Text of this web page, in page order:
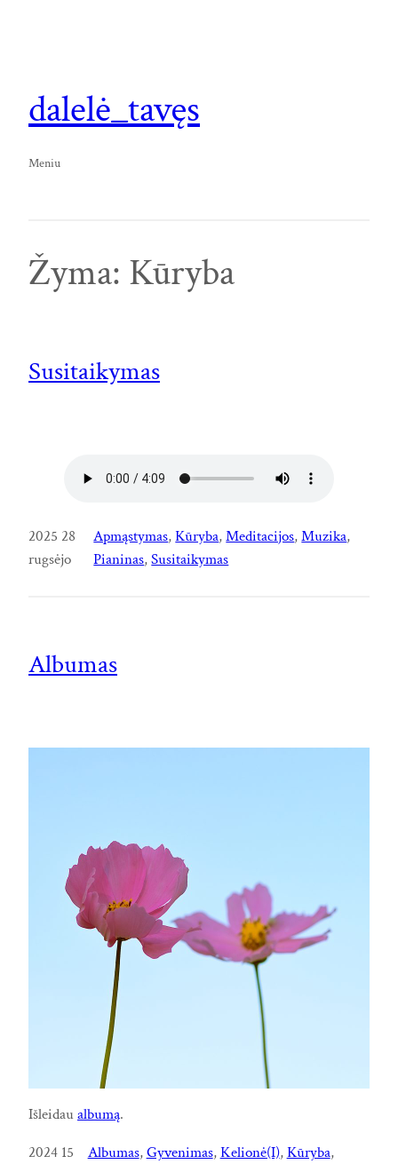
dalelė_tavęs
Meniu
Žyma: Kūryba
Susitaikymas
2025 28
rugsėjo
Apmąstymas, Kūryba, Meditacijos, Muzika
Pianinas, Susitaikymas
Albumas
Išleidaualbumą.
2024 15
Albumas, Gyvenimas, Kelionė(I), Kūryba,